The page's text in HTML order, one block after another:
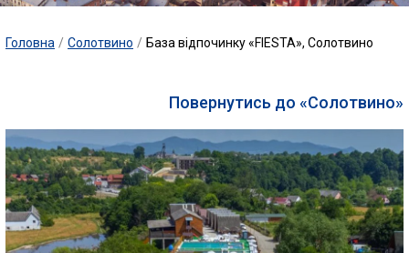
Головна / Солотвино / База відпочинку «FIESTA», Солотвино
Повернутись до «Солотвино»